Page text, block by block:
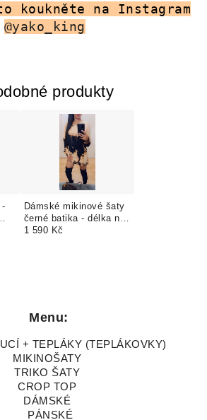
koukněte na Instagram
@yako_king
produkty
-
Dámské mikinové šaty
černé batika - délka na
přání - Tie Dye
1 590 Kč
Menu:
+ TEPLÁKY (TEPLÁKOVKY)
MIKINOŠATY
TRIKO ŠATY
CROP TOP
DÁMSKÉ
PÁNSKÉ